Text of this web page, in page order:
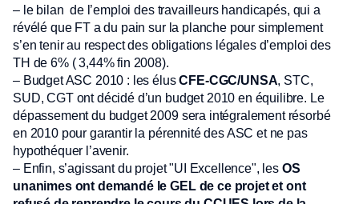
– le bilan de l’emploi des travailleurs handicapés, qui a
révélé que FT a du pain sur la planche pour simplement
s’en tenir au respect des obligations légales d’emploi des
TH de 6% ( 3,44% fin 2008).
– Budget ASC 2010 : les élusCFE-CGC/UNSA, STC,
SUD, CGT ont décidé d’un budget 2010 en équilibre. Le
dépassement du budget 2009 sera intégralement résorbé
en 2010 pour garantir la pérennité des ASC et ne pas
hypothéquer l’avenir.
– Enfin, s’agissant du projet "UI Excellence", les OS
unanimes ont demandé le GEL de ce projet et ont